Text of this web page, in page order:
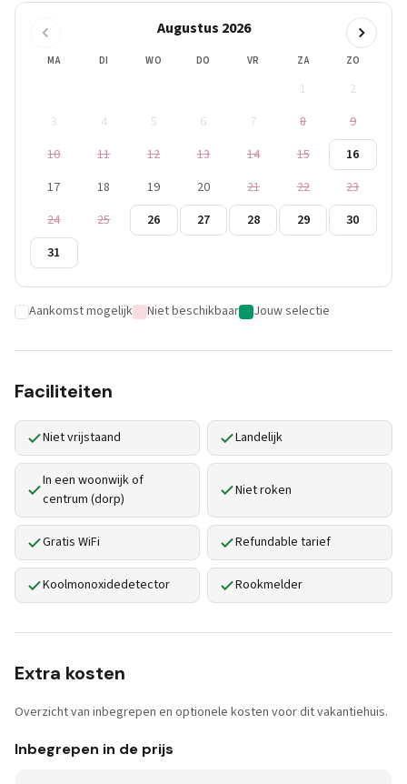
Augustus 2026
MA DI WO DO VR ZA ZO
1
2
3
4 5 6 7 8
9
10
11 12 13 14 15
16
17
18 19 20 21 22
23
24
25 26 27 28 29
30
31
Aankomst mogelijk Niet beschikbaar Jouw selectie
Faciliteiten
Niet vrijstaand Landelijk
In een woonwijk of
centrum (dorp)
Niet roken
Gratis WiFi Refundable tarief
Koolmonoxidedetector Rookmelder
Extra kosten
Overzicht van inbegrepen en optionele kosten voor dit vakantiehuis.
Inbegrepen in de prijs